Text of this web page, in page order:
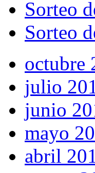
Sorteo
Sorteo
octubre
julio
junio
mayo
abril